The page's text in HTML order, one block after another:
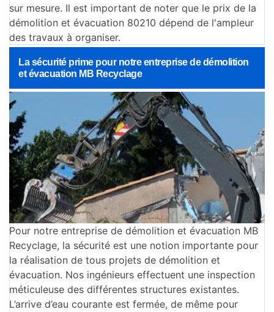
sur mesure. Il est important de noter que le prix de la
démolition et évacuation 80210 dépend de l'ampleur
des travaux à organiser.
La sécurité prime pour notre entreprise de démolition
et évacuation MB Recyclage
Pour notre entreprise de démolition et évacuation MB
Recyclage, la sécurité est une notion importante pour
la réalisation de tous projets de démolition et
évacuation. Nos ingénieurs effectuent une inspection
méticuleuse des différentes structures existantes.
L’arrive d’eau courante est fermée, de même pour